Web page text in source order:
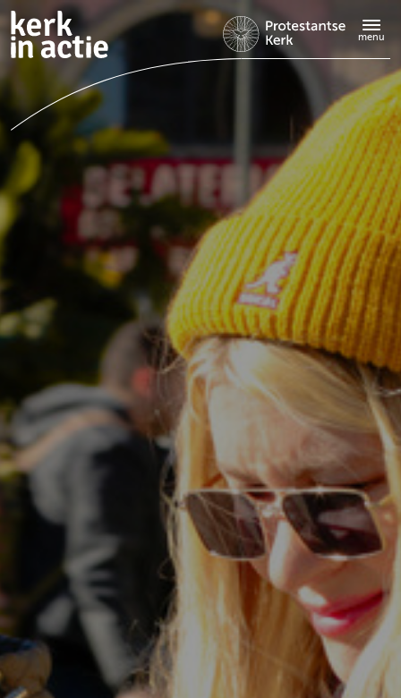
Doorgaan
naar
hoofdinhoud
menu